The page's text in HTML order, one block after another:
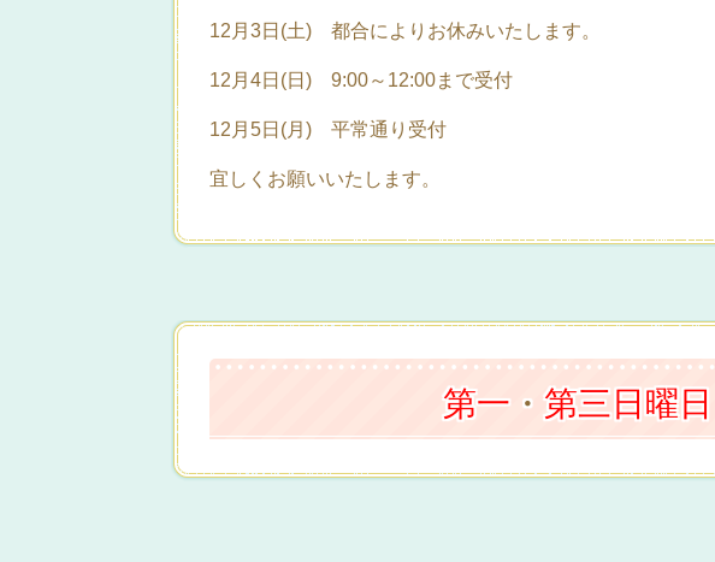
12月3日(土) 都合によりお休みいたします。
12月4日(日) 9:00～12:00まで受付
12月5日(月) 平常通り受付
宜しくお願いいたします。
第一 ・第三日曜日